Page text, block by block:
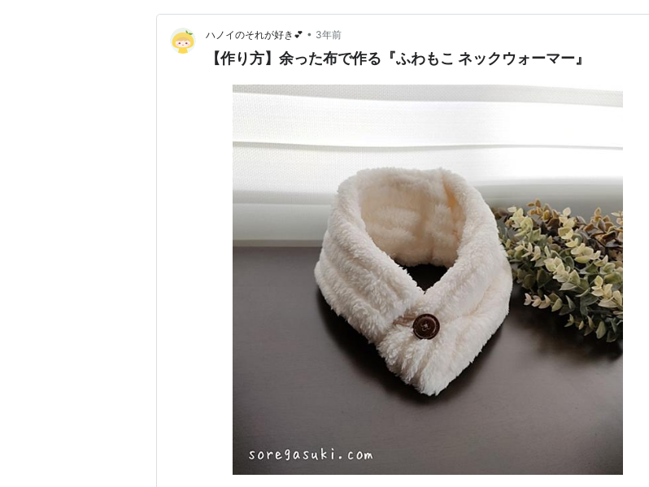
ハノイのそれが好き💕 • 3年前
【作り方】余った布で作る『ふわもこ ネックウォーマー』